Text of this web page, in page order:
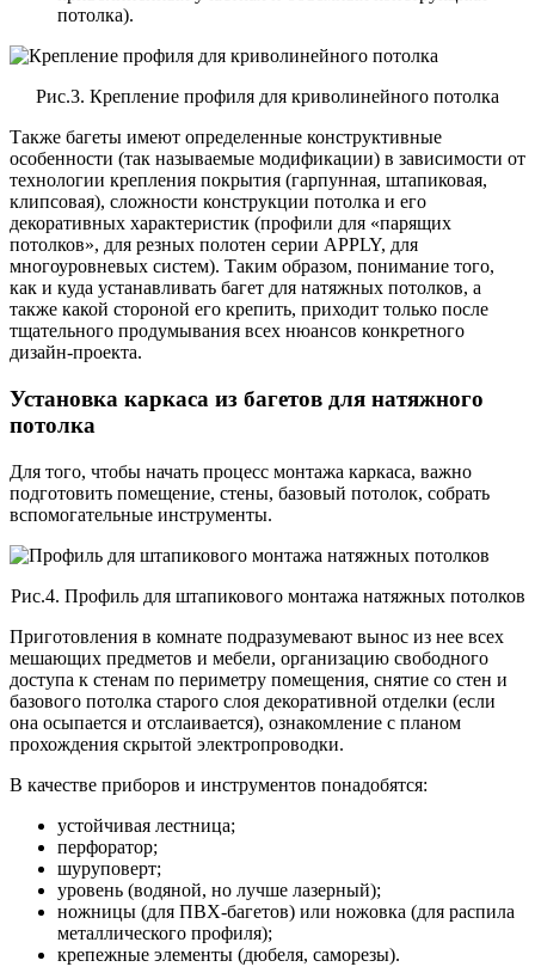
потолка).
Рис.3. Крепление профиля для криволинейного потолка
Также багеты имеют определенные конструктивные
особенности (так называемые модификации) в зависимости от
технологии крепления покрытия (гарпунная, штапиковая,
клипсовая), сложности конструкции потолка и его
декоративных характеристик (профили для «парящих
потолков», для резных полотен серии APPLY, для
многоуровневых систем). Таким образом, понимание того,
как и куда устанавливать багет для натяжных потолков, а
также какой стороной его крепить, приходит только после
тщательного продумывания всех нюансов конкретного
дизайн-проекта.
Установка каркаса из багетов для натяжного
потолка
Для того, чтобы начать процесс монтажа каркаса, важно
подготовить помещение, стены, базовый потолок, собрать
вспомогательные инструменты.
Рис.4. Профиль для штапикового монтажа натяжных потолков
Приготовления в комнате подразумевают вынос из нее всех
мешающих предметов и мебели, организацию свободного
доступа к стенам по периметру помещения, снятие со стен и
базового потолка старого слоя декоративной отделки (если
она осыпается и отслаивается), ознакомление с планом
прохождения скрытой электропроводки.
В качестве приборов и инструментов понадобятся:
устойчивая лестница;
перфоратор;
шуруповерт;
уровень (водяной, но лучше лазерный);
ножницы (для ПВХ-багетов) или ножовка (для распила
металлического профиля);
крепежные элементы (дюбеля, саморезы).